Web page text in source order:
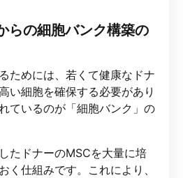
らの細胞バンク構築の
ためには、若くて健康なドナ
い細胞を確保する必要があり
ているのが「細胞バンク」の
たドナーのMSCを大量に培
く仕組みです。これにより、